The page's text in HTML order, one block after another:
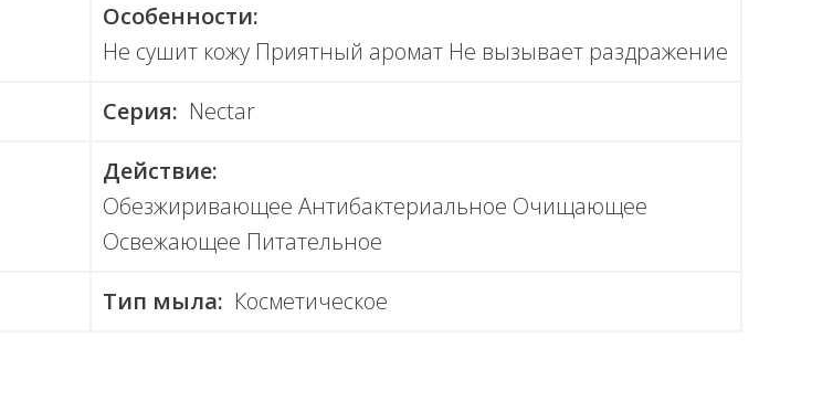
Особенности:
Не сушит кожу Приятный аромат Не вызывает раздражение
Серия: Nectar
Действие:
Обезжиривающее Антибактериальное Очищающее
Освежающее Питательное
Тип мыла: Косметическое